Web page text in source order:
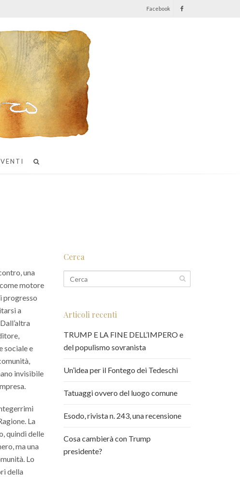
Facebook
una
motore
progresso
a
sociale e
invisibile
La
quindi delle
ma una
Lo
della
Cerca
Articoli recenti
TRUMP E LA FINE DELL’IMPERO e
del populismo sovranista
Un’idea per il Fontego dei Tedeschi
Tatuaggi ovvero del luogo comune
Esodo, rivista n. 243, una recensione
Cosa cambierà con Trump
presidente?